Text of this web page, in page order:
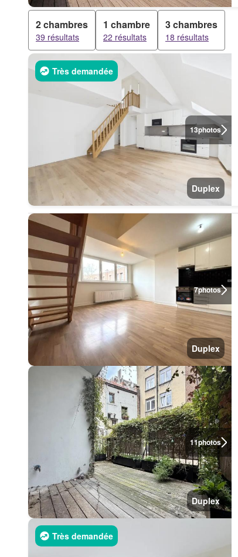
2 chambres
39 résultats
1 chambre
22 résultats
3 chambres
18 résultats
13photos
Très demandée
Duplex
7photos
Duplex
11photos
Duplex
Très demandée